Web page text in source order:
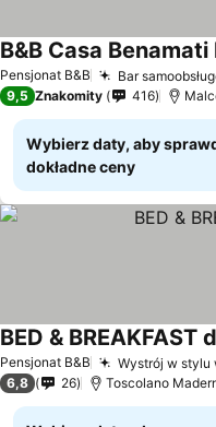
Pensjonat B&B Bar
B&B Casa
9,5 Znakomity 416
Wybierz daty, aby
dokładne ceny
Pensjonat B&B Wystrój w stylu
BED & BREAKFAST
6,8 26 Toscolano